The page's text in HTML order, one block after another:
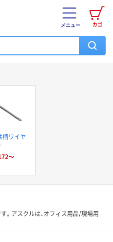
カゴ
メニュー
柄ワイヤ
～
。アスクルは、オフィス用品/現場用